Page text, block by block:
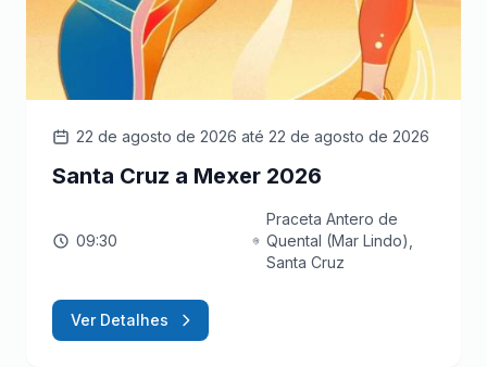
22 de agosto de 2026 até 22 de agosto de 2026
Santa Cruz a Mexer 2026
09:30
Praceta Antero de
Quental (Mar Lindo),
Santa Cruz
Ver Detalhes